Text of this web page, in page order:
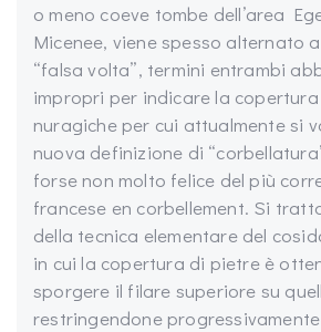
o meno coeve tombe dell’area
Micenee, viene spesso alternato
“falsa volta”, termini entrambi
impropri per indicare la copertura
nuragiche per cui attualmente si
nuova definizione di
forse non molto felice del più
francese en corbellement. Si
della tecnica elementare del
in cui la copertura di pietre è
sporgere il filare superiore su
restringendone